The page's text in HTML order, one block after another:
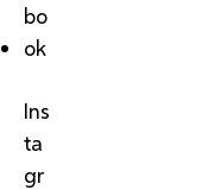
bo
ok
Ins
ta
gr